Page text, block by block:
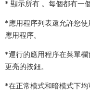
* 顯示所有 。每個都有一
*應用程序列表還允許您
應用程序。
*運行的應用程序在菜單
更亮的按鈕。
*在正常模式和暗模式下均